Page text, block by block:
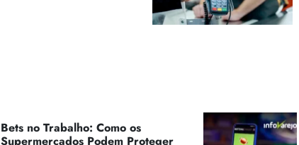
Bets no Trabalho: Como os
Supermercados Podem Proteger